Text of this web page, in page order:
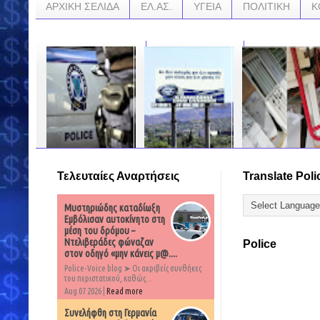
ΑΡΧΙΚΗ ΣΕΛΙΔΑ ΕΛ.ΑΣ. ΥΓΕΙΑ ΠΟΛΙΤΙΚΗ
«Θα σφάξουμε τους
Αλγερινό που έκλεψε
σε λεωφορείο του
ΕΝΑΣ ΛΑΟΣ ΠΟΥ
ΣΚΟΠΙΑΝΟΙ ΜΑΣ
ΝΙΚΗΣΑΝ ΓΙΑΤΙ ΤΟΥΣ
ΠΕΡΙΣΣΟΤΕΡΟΥΣ
ΥΠΟΣΤΗΡΙΚΤΕΣ ΤΟΥΣ
ΒΡΗΚΑΝ ΣΤΗΝ
ΕΛΛΑΔΑ
…
«Επεσαν από τα
πλήρωσαν 7.000
ευρώ για τις ζημιές
Translate
Police
Τελευταίες Αναρτήσεις
Μυστηριώδης καταδίωξη
Εμβόλισαν αυτοκίνητο στη
μέση του δρόμου –
Ντελιβεράδες φώναζαν
στον οδηγό «μην κάνεις μ@....
Police-Voice blog ➤ Οι ακριβείς συνθήκες
του περιστατικού, καθώς...
Aug 07 2026 | Read more
Συνελήφθη στη Γερμανία